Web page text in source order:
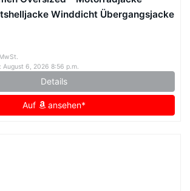
Winddicht Übergangsjacke
Hip Hop Bikejacke Festlich
Streetwear (Black, L)
August 6, 2026 8:56 p.m.
Details
Auf ansehen*